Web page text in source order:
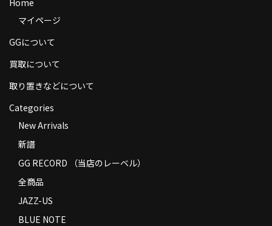
お支払い方法
返品
特定商取引法に基づく表示
Contact
マイページ
GGについて
買取について
取り置きなどについて
Categories
New Arrivals
新譜
GG RECORD （当店のレーベル）
全商品
JAZZ-US
BLUE NOTE